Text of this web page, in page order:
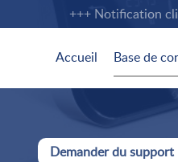
+++ Notification
Accueil Base de
Demander du support